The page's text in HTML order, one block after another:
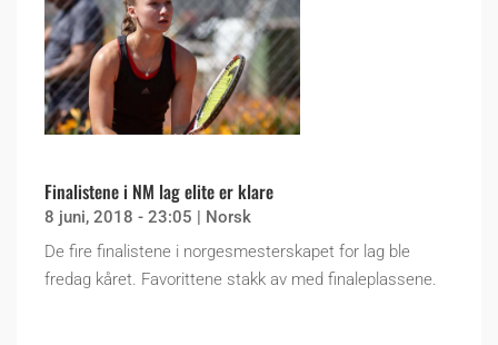
Finalistene i NM lag elite er klare
8 juni, 2018 - 23:05 | Norsk
De fire finalistene i norgesmesterskapet for lag ble
fredag kåret. Favorittene stakk av med finaleplassene.